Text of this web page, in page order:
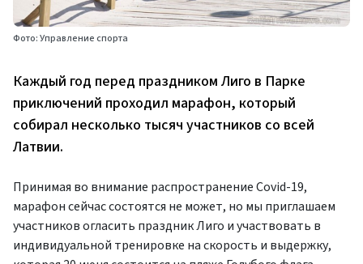
Фото: Управление спорта
Каждый год перед праздником Лиго в Парке
приключений проходил марафон, который
собирал несколько тысяч участников со всей
Латвии.
Принимая во внимание распространение Covid-19,
марафон сейчас состоятся не может, но мы приглашаем
участников огласить праздник Лиго и участвовать в
индивидуальной тренировке на скорость и выдержку,